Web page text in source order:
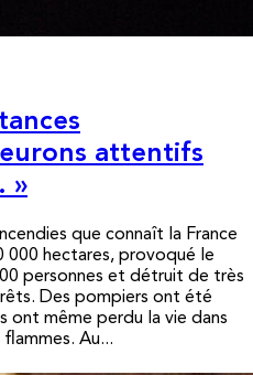
attentifs
»
que connaît la France
000 hectares, provoqué le
personnes et détruit de très
Des pompiers ont été
ont même perdu la vie dans
Au...